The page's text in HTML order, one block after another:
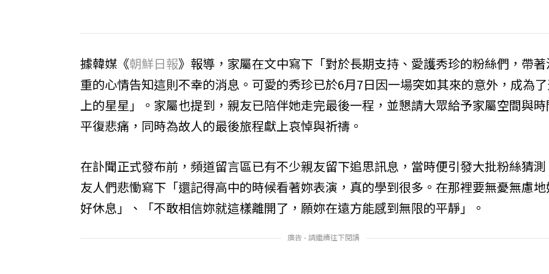
據韓媒《朝鮮日報》報導，家屬在文中寫下「對於長期支持、愛護秀珍的粉絲們，帶
重的心情告知這則不幸的消息。可愛的秀珍已於6月7日因一場突如其來的意外，成為
上的星星」。家屬也提到，親友已陪伴她走完最後一程，並懇請大眾給予家屬空間與時
平復悲痛，同時為故人的最後旅程獻上哀悼與祈禱。
在訃聞正式發布前，頻道留言區已有不少親友留下追思訊息，當時便引發大批粉絲猜測
友人們悲慟寫下「還記得高中的時候看著妳表演，真的學到很多。在那裡要無憂無慮地
好休息」、「不敢相信妳就這樣離開了，願妳在遠方能感到無限的平靜」。
廣告 - 請繼續往下閱讀